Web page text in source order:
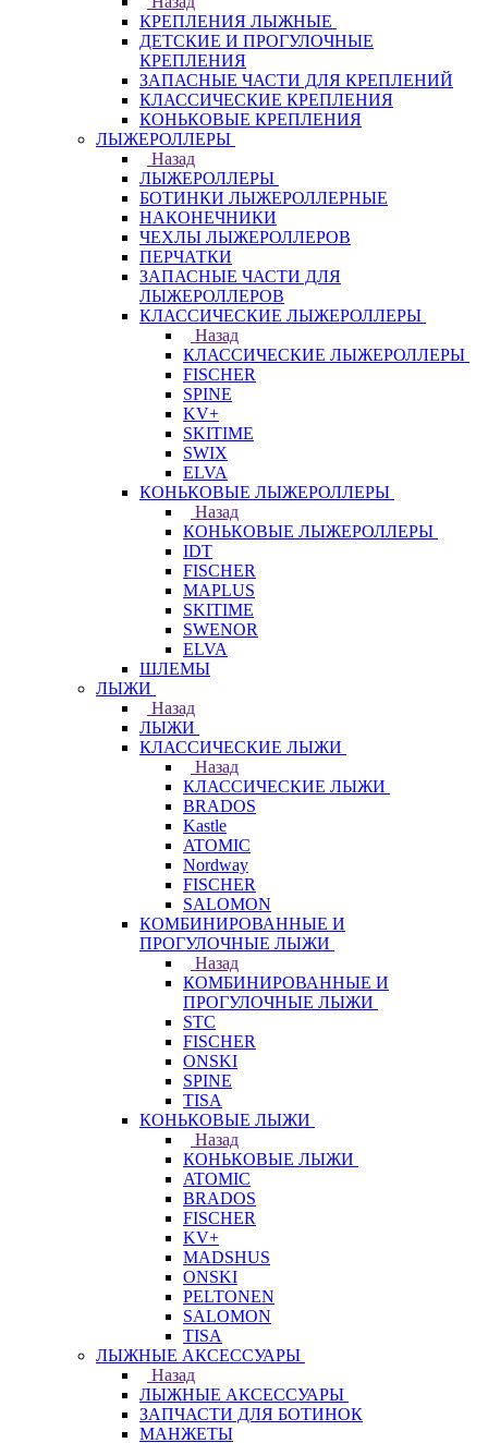
КРЕПЛЕНИЯ ЛЫЖНЫЕ
ДЕТСКИЕ И ПРОГУЛОЧНЫЕ
КРЕПЛЕНИЯ
ЗАПАСНЫЕ ЧАСТИ ДЛЯ КРЕПЛЕНИЙ
КЛАССИЧЕСКИЕ КРЕПЛЕНИЯ
КОНЬКОВЫЕ КРЕПЛЕНИЯ
ЛЫЖЕРОЛЛЕРЫ
Назад
ЛЫЖЕРОЛЛЕРЫ
БОТИНКИ ЛЫЖЕРОЛЛЕРНЫЕ
НАКОНЕЧНИКИ
ЧЕХЛЫ ЛЫЖЕРОЛЛЕРОВ
ПЕРЧАТКИ
ЗАПАСНЫЕ ЧАСТИ ДЛЯ
ЛЫЖЕРОЛЛЕРОВ
КЛАССИЧЕСКИЕ ЛЫЖЕРОЛЛЕРЫ
Назад
КЛАССИЧЕСКИЕ ЛЫЖЕРОЛЛЕРЫ
FISCHER
SPINE
KV+
SKITIME
SWIX
ELVA
КОНЬКОВЫЕ ЛЫЖЕРОЛЛЕРЫ
Назад
КОНЬКОВЫЕ ЛЫЖЕРОЛЛЕРЫ
IDT
FISCHER
MAPLUS
SKITIME
SWENOR
ELVA
ШЛЕМЫ
ЛЫЖИ
Назад
ЛЫЖИ
КЛАССИЧЕСКИЕ ЛЫЖИ
Назад
КЛАССИЧЕСКИЕ ЛЫЖИ
BRADOS
Kastle
ATOMIC
Nordway
FISCHER
SALOMON
КОМБИНИРОВАННЫЕ И
ПРОГУЛОЧНЫЕ ЛЫЖИ
Назад
КОМБИНИРОВАННЫЕ И
ПРОГУЛОЧНЫЕ ЛЫЖИ
STC
FISCHER
ONSKI
SPINE
TISA
КОНЬКОВЫЕ ЛЫЖИ
Назад
КОНЬКОВЫЕ ЛЫЖИ
ATOMIC
BRADOS
FISCHER
KV+
MADSHUS
ONSKI
PELTONEN
SALOMON
TISA
ЛЫЖНЫЕ АКСЕССУАРЫ
Назад
ЛЫЖНЫЕ АКСЕССУАРЫ
ЗАПЧАСТИ ДЛЯ БОТИНОК
МАНЖЕТЫ